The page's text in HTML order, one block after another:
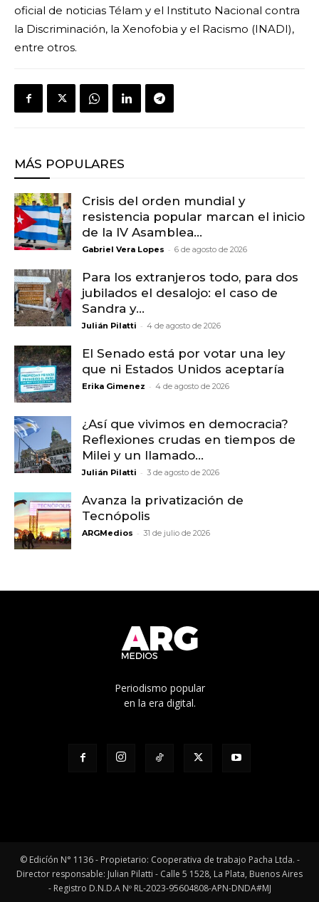
oficial de noticias Télam y el Instituto Nacional contra
la Discriminación, la Xenofobia y el Racismo (INADI),
entre otros.
MÁS POPULARES
Crisis del orden mundial y
resistencia popular marcan el inicio
de la IV Asamblea...
Gabriel Vera Lopes - 6 de agosto de 2026
Para los extranjeros todo, para dos
jubilados el desalojo: el caso de
Sandra y...
Julián Pilatti - 4 de agosto de 2026
El Senado está por votar una ley
que ni Estados Unidos aceptaría
Erika Gimenez - 4 de agosto de 2026
¿Así que vivimos en democracia?
Reflexiones crudas en tiempos de
Milei y un llamado...
Julián Pilatti - 3 de agosto de 2026
Avanza la privatización de
Tecnópolis
ARGMedios - 31 de julio de 2026
Periodismo popular
en la era digital.
© Edicíón N° 1136 - Propietario: Cooperativa de trabajo Pacha Ltda. -
Director responsable: Julian Pilatti - Calle 5 1528, La Plata, Buenos Aires
- Registro D.N.D.A Nº RL-2023-95604808-APN-DNDA#MJ